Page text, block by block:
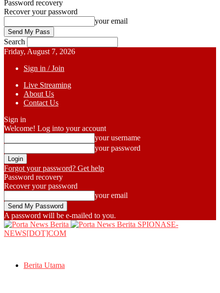
Password recovery
Recover your password
your email
Search
Friday, August 7, 2026
Sign in / Join
Live Streaming
About Us
Contact Us
Sign in
Welcome! Log into your account
your username
your password
Forgot your password? Get help
Password recovery
Recover your password
your email
A password will be e-mailed to you.
SPIONASE-
NEWS[DOT]COM
Berita Utama